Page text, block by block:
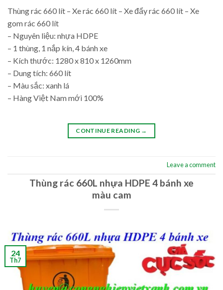
Thùng rác 660 lít – Xe rác 660 lít – Xe đẩy rác 660 lít – Xe
gom rác 660 lít
– Nguyên liệu: nhựa HDPE
– 1 thùng, 1 nắp kín, 4 bánh xe
– Kích thước: 1280 x 810 x 1260mm
– Dung tích: 660 lít
– Màu sắc: xanh lá
– Hàng Việt Nam mới 100%
CONTINUE READING →
Leave a comment
Thùng rác 660L nhựa HDPE 4 bánh xe
màu cam
24
Th7